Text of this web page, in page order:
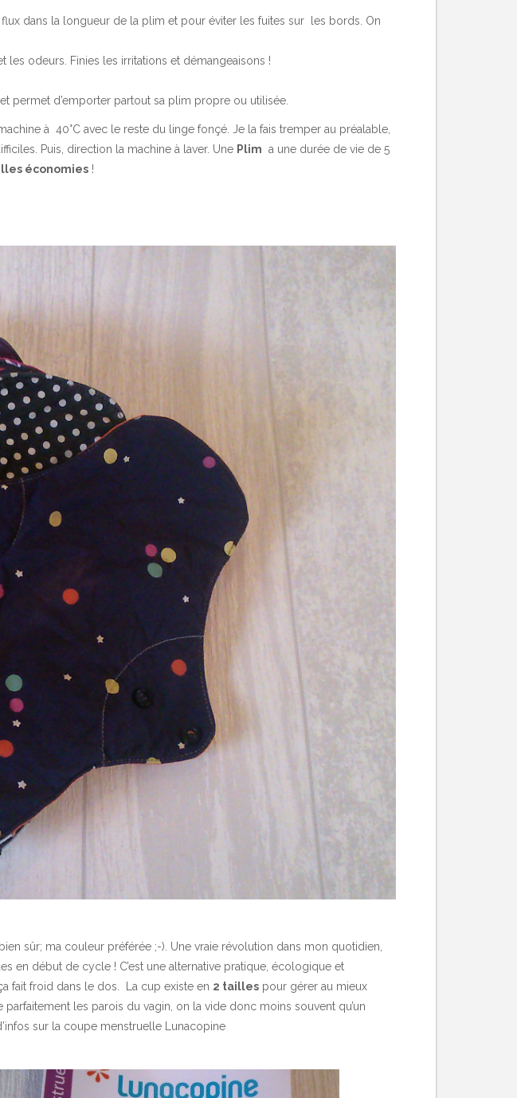
dans la longueur de la plim et pour éviter les fuites sur les bords. On
les odeurs. Finies les irritations et démangeaisons !
permet d’emporter partout sa plim propre ou utilisée.
à 40°C avec le reste du linge fonçé. Je la fais tremper au préalable,
Puis, direction la machine à laver. Une Plim a une durée de vie de 5
économies !
sûr; ma couleur préférée ;-). Une vraie révolution dans mon quotidien,
en début de cycle ! C’est une alternative pratique, écologique et
fait froid dans le dos. La cup existe en 2 tailles pour gérer au mieux
parfaitement les parois du vagin, on la vide donc moins souvent qu’un
sur la coupe menstruelle Lunacopine